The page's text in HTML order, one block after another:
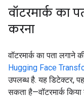
वॉटरमार्क का
करना
वॉटरमार्क का पता लगाने
Hugging Face
उपलब्ध है. यह डिटेक्टर,
सकता है—वॉटरमार्क किया